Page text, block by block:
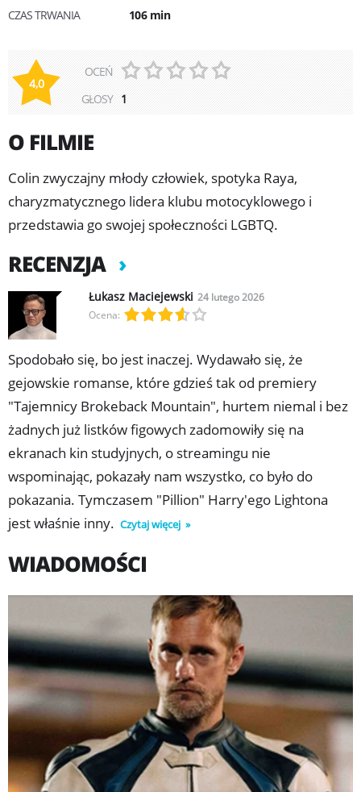
CZAS TRWANIA
106 min
4,0
OCEŃ
GŁOSY 1
O FILMIE
Colin zwyczajny młody człowiek, spotyka Raya,
charyzmatycznego lidera klubu motocyklowego i
przedstawia go swojej społeczności LGBTQ.
RECENZJA
Łukasz Maciejewski 24 lutego 2026
Ocena:
Spodobało się, bo jest inaczej. Wydawało się, że
gejowskie romanse, które gdzieś tak od premiery
"Tajemnicy Brokeback Mountain", hurtem niemal i bez
żadnych już listków figowych zadomowiły się na
ekranach kin studyjnych, o streamingu nie
wspominając, pokazały nam wszystko, co było do
pokazania. Tymczasem "Pillion" Harry'ego Lightona
jest właśnie inny. Czytaj więcej
WIADOMOŚCI